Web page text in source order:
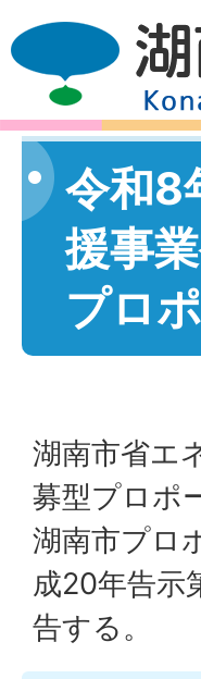
令和8
援事
プロ
湖南市省エ
募型プロポ
湖南市プロ
成20年告示
告する。